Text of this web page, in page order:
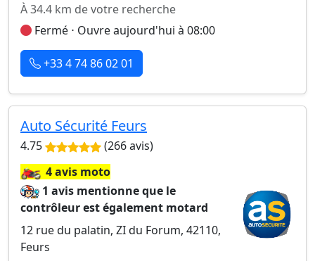
À 34.4 km de votre recherche
Fermé ⋅ Ouvre aujourd'hui à 08:00
+33 4 74 86 02 01
Auto Sécurité Feurs
4.75 (266 avis)
🏍️4 avis moto
1 avis mentionne que le
contrôleur est également motard
12 rue du palatin, ZI du Forum, 42110,
Feurs